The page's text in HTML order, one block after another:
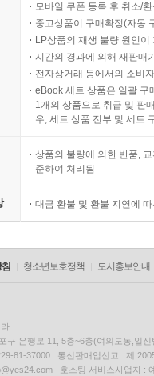
모바일 쿠폰 등록 후 취소/
중고상품이 구매확정(자동
LP상품의 재생 불량 원인
시간의 경과에 의해 재판매
전자상거래 등에서의 소비
eBook 세트 상품은 일괄 구
1개의 상품으로 취급 및 판
우, 세트 상품 전부 및 세트
상품의 불량에 의한 반품,
준하여 처리됨
대금 환불 및 환불 지연에
청소년보호정책 도서홍보안내
구 은행로 11, 5층~6층(여의도동,일신
81-37000 통신판매업신고 : 제
호스팅 서비스사업자 :